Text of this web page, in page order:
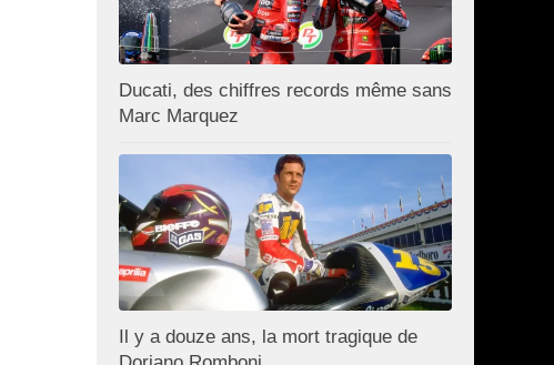
Ducati, des chiffres records même sans
Marc Marquez
Il y a douze ans, la mort tragique de